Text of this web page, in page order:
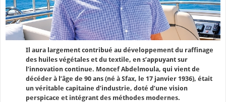
Il aura largement contribué au développement du raffinage
des huiles végétales et du textile, en s’appuyant sur
l’innovation continue. Moncef Abdelmoula, qui vient de
décéder à l’âge de 90 ans (né à Sfax, le 17 janvier 1936), était
un véritable capitaine d’industrie, doté d’une vision
perspicace et intégrant des méthodes modernes.